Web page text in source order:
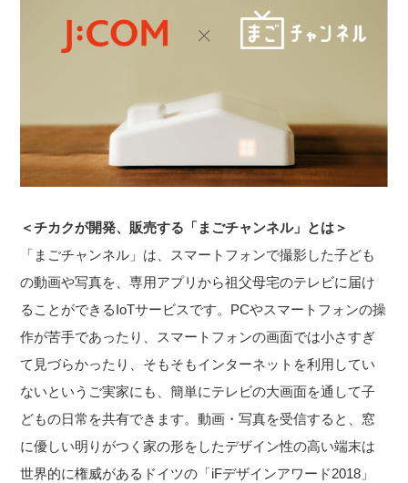
＜チカクが開発、販売する「まごチャンネル」とは＞
「まごチャンネル」は、スマートフォンで撮影した子ども
の動画や写真を、専用アプリから祖父母宅のテレビに届け
ることができるIoTサービスです。PCやスマートフォンの操
作が苦手であったり、スマートフォンの画面では小さすぎ
て見づらかったり、そもそもインターネットを利用してい
ないというご実家にも、簡単にテレビの大画面を通して子
どもの日常を共有できます。動画・写真を受信すると、窓
に優しい明りがつく家の形をしたデザイン性の高い端末は
世界的に権威があるドイツの「iFデザインアワード2018」